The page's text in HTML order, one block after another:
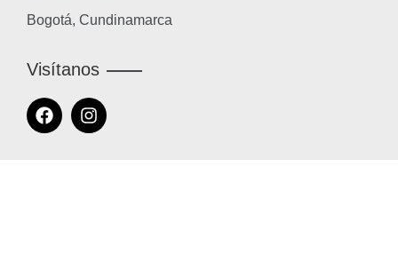
Bogotá, Cundinamarca
Visítanos